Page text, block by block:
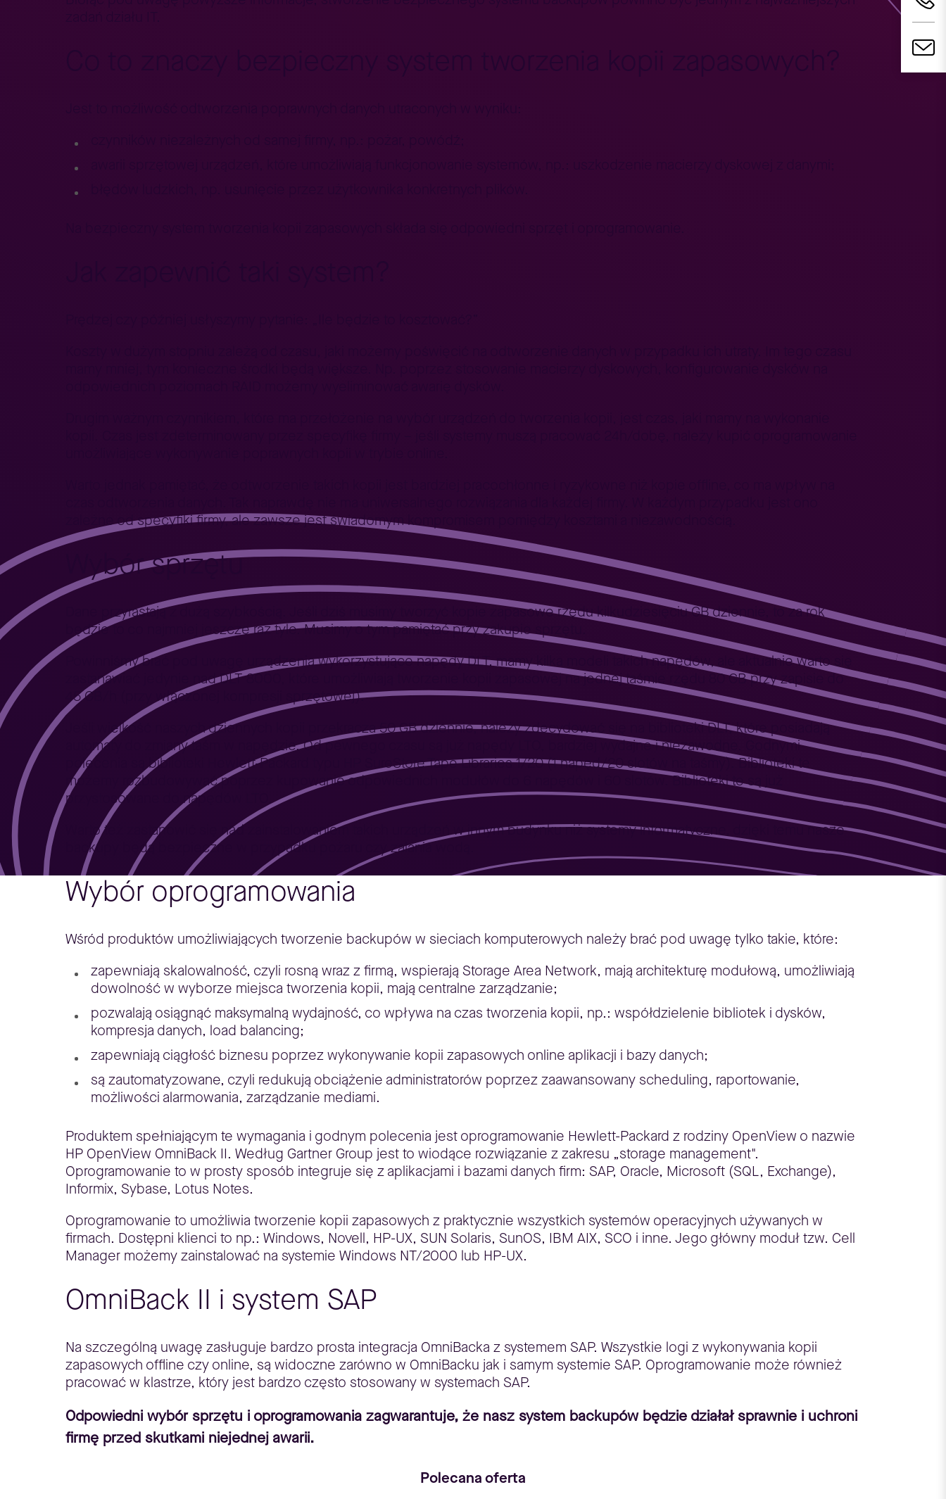
Co to znaczy bezpieczny system tworzenia kopii zapasowych?
zależne od specyfiki firmy, ale zawsze jest świadomym kompromisem pomiędzy kosztami a niezawodnością.
Wybór sprzętu
Dane przyrastają z dużą szybkością. Jeśli dziś musimy tworzyć kopie zapasowe rzędu kilkudziesięciu GB dziennie, to za rok
będzie to co najmniej jeszcze raz tyle. Musimy o tym pamiętać przy zakupie sprzętu.
Powinniśmy brać pod uwagę urządzenia wykorzystujące napędy DLT, mamy kilka modeli takich napędów, ale aktualnie warto się
zastanawiać jedynie nad DLT 8000, które umożliwiają tworzenie kopii zapasowej na jednej taśmie rzędu 80 GB przy zapisie do
45 GB/h (przy włączonej kompresji sprzętowej).
Jeśli wielkość naszych dziennych kopii przekracza 50 GB dziennie, należy zdecydować się na biblioteki DLT, które posiadają
automaty do zmiany taśm w napędzie. Od pewnego czasu są już napędy LTO, bardziej wydajne i niezawodne. Godnymi
polecenia są biblioteki Hewlett-Packard typu HP SureStore Tape Libraries 1/20 (1 napęd/20 slotów na taśmy). Biblioteki te
możemy rozbudowywać poprzez kupowanie odpowiednich modułów do 6 napędów i 60 slotów. Biblioteki te są już
przystosowane do napędów LTO.
Warto też zastanowić się nad zainstalowaniem takich urządzeń w innym budynku niż systemy informatyczne, dzięki temu nasze
backupy będą bezpieczne w przypadku pożaru czy zalania wodą.
Wybór oprogramowania
Wśród produktów umożliwiających tworzenie backupów w sieciach komputerowych należy brać pod uwagę tylko takie, które:
zapewniają skalowalność, czyli rosną wraz z firmą, wspierają Storage Area Network, mają architekturę modułową, umożliwiają
dowolność w wyborze miejsca tworzenia kopii, mają centralne zarządzanie;
pozwalają osiągnąć maksymalną wydajność, co wpływa na czas tworzenia kopii, np.: współdzielenie bibliotek i dysków,
kompresja danych, load balancing;
zapewniają ciągłość biznesu poprzez wykonywanie kopii zapasowych online aplikacji i bazy danych;
są zautomatyzowane, czyli redukują obciążenie administratorów poprzez zaawansowany scheduling, raportowanie,
możliwości alarmowania, zarządzanie mediami.
Produktem spełniającym te wymagania i godnym polecenia jest oprogramowanie Hewlett-Packard z rodziny OpenView o nazwie
HP OpenView OmniBack II. Według Gartner Group jest to wiodące rozwiązanie z zakresu „storage management".
Oprogramowanie to w prosty sposób integruje się z aplikacjami i bazami danych firm: SAP, Oracle, Microsoft (SQL, Exchange),
Informix, Sybase, Lotus Notes.
Oprogramowanie to umożliwia tworzenie kopii zapasowych z praktycznie wszystkich systemów operacyjnych używanych w
firmach. Dostępni klienci to np.: Windows, Novell, HP-UX, SUN Solaris, SunOS, IBM AIX, SCO i inne. Jego główny moduł tzw. Cell
Manager możemy zainstalować na systemie Windows NT/2000 lub HP-UX.
OmniBack II i system SAP
Na szczególną uwagę zasługuje bardzo prosta integracja OmniBacka z systemem SAP. Wszystkie logi z wykonywania kopii
zapasowych offline czy online, są widoczne zarówno w OmniBacku jak i samym systemie SAP. Oprogramowanie może również
pracować w klastrze, który jest bardzo często stosowany w systemach SAP.
Odpowiedni wybór sprzętu i oprogramowania zagwarantuje, że nasz system backupów będzie działał sprawnie i uchroni
firmę przed skutkami niejednej awarii.
Polecana oferta